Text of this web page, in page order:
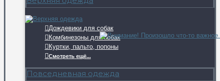
Дождевики для собак
Комбинезоны для собак
Куртки, пальто, попоны
Смотреть ещё...
Повседневная одежда